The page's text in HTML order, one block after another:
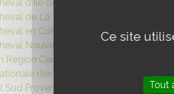
d'Ile de France
de La Réunion
en Corse
Nouvelle-Calédonie
Région Centre Val de Loire (CERC)
des Conseils des Chevaux
Sud Provence-Alpes Côte d’Azur
Ce site
Tout